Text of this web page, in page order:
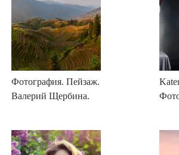
Фотография. Пейзаж.
Валерий Щербина.